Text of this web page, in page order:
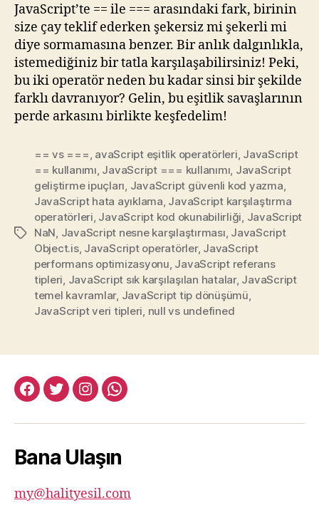
JavaScript’te == ile === arasındaki fark, birinin
size çay teklif ederken şekersiz mi şekerli mi
diye sormamasına benzer. Bir anlık dalgınlıkla,
istemediğiniz bir tatla karşılaşabilirsiniz! Peki,
bu iki operatör neden bu kadar sinsi bir şekilde
farklı davranıyor? Gelin, bu eşitlik savaşlarının
perde arkasını birlikte keşfedelim!
Etiketler
== vs === avaScript eşitlik operatörleri JavaScript
== kullanımı JavaScript === kullanımı JavaScript
geliştirme ipuçları JavaScript güvenli kod yazma
JavaScript hata ayıklama JavaScript karşılaştırma
operatörleri JavaScript kod okunabilirliği JavaScript
NaN JavaScript nesne karşılaştırması JavaScript
Object.is, JavaScript operatörler, JavaScript
performans optimizasyonu JavaScript referans
tipleri JavaScript sık karşılaşılan hatalar, JavaScript
temel kavramlar, JavaScript tip dönüşümü
JavaScript veri tipleri null vs undefined
facebook:halityesil
twitter:halityesil
instagram:halityesil
whatsapp:0545
82
Bana Ulaşın
my@halityesil.com